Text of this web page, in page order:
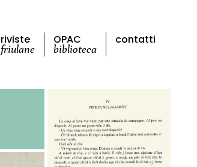
riviste
friulane
OPAC
biblioteca
contatti